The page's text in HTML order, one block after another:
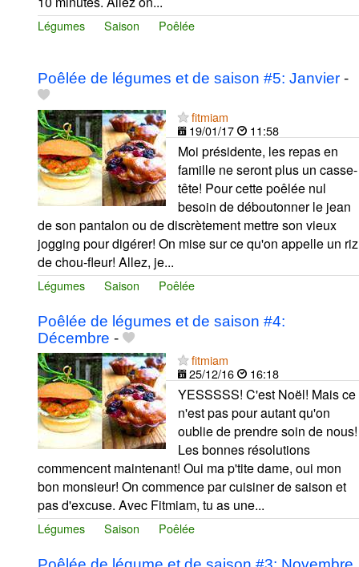
Légumes Saison Poêlée
Poêlée de légumes et de saison #5: Janvier -
fitmiam
19/01/17
11:58
Moi présidente, les repas en
famille ne seront plus un casse-
tête! Pour cette poêlée nul
besoin de déboutonner le jean
de son pantalon ou de discrètement mettre son vieux
jogging pour digérer! On mise sur ce qu'on appelle un riz
de chou-fleur! Allez, je...
Légumes Saison Poêlée
Poêlée de légumes et de saison #4:
Décembre -
fitmiam
25/12/16
16:18
YESSSSS! C'est Noël! Mais ce
n'est pas pour autant qu'on
oublie de prendre soin de nous!
Les bonnes résolutions
commencent maintenant! Oui ma p'tite dame, oui mon
bon monsieur! On commence par cuisiner de saison et
pas d'excuse. Avec Fitmiam, tu as une...
Légumes Saison Poêlée